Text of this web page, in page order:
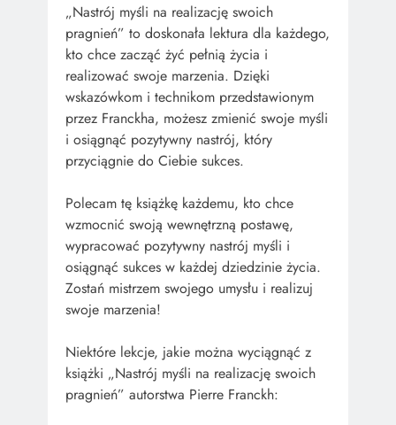
„Nastrój myśli na realizację swoich
pragnień” to doskonała lektura dla każdego,
kto chce zacząć żyć pełnią życia i
realizować swoje marzenia. Dzięki
wskazówkom i technikom przedstawionym
przez Franckha, możesz zmienić swoje myśli
i osiągnąć pozytywny nastrój, który
przyciągnie do Ciebie sukces.
Polecam tę książkę każdemu, kto chce
wzmocnić swoją wewnętrzną postawę,
wypracować pozytywny nastrój myśli i
osiągnąć sukces w każdej dziedzinie życia.
Zostań mistrzem swojego umysłu i realizuj
swoje marzenia!
Niektóre lekcje, jakie można wyciągnąć z
książki „Nastrój myśli na realizację swoich
pragnień” autorstwa Pierre Franckh: